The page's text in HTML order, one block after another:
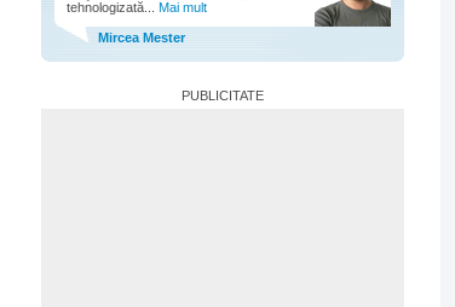
tehnologizată...
Mai mult
Mircea Mester
PUBLICITATE